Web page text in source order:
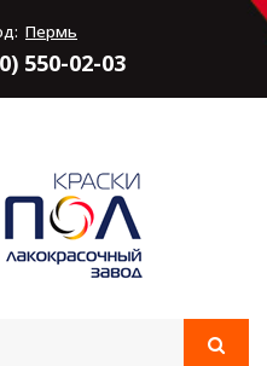
Пермь
550-02-03